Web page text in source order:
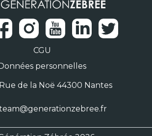
CGU
Données personnelles
de la Noë 44300 Nantes